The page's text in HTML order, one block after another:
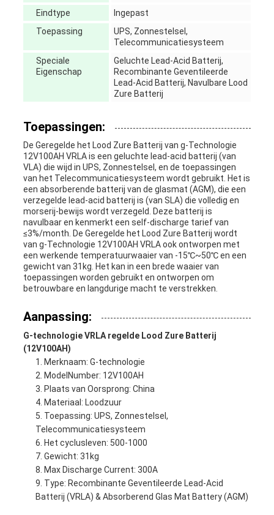
Eindtype
Ingepast
Toepassing
UPS, Zonnestelsel,
Telecommunicatiesysteem
Speciale
Eigenschap
Geluchte Lead-Acid Batterij,
Recombinante Geventileerde
Lead-Acid Batterij, Navulbare Lood
Zure Batterij
Toepassingen:
De Geregelde het Lood Zure Batterij van g-Technologie
12V100AH VRLA is een geluchte lead-acid batterij (van
VLA) die wijd in UPS, Zonnestelsel, en de toepassingen
van het Telecommunicatiesysteem wordt gebruikt. Het is
een absorberende batterij van de glasmat (AGM), die een
verzegelde lead-acid batterij is (van SLA) die volledig en
morserij-bewijs wordt verzegeld. Deze batterij is
navulbaar en kenmerkt een self-discharge tarief van
≤3%/month. De Geregelde het Lood Zure Batterij wordt
van g-Technologie 12V100AH VRLA ook ontworpen met
een werkende temperatuurwaaier van -15℃~50℃ en een
gewicht van 31kg. Het kan in een brede waaier van
toepassingen worden gebruikt en ontworpen om
betrouwbare en langdurige macht te verstrekken.
Aanpassing:
G-technologie VRLA regelde Lood Zure Batterij
(12V100AH)
Merknaam: G-technologie
ModelNumber: 12V100AH
Plaats van Oorsprong: China
Materiaal: Loodzuur
Toepassing: UPS, Zonnestelsel,
Telecommunicatiesysteem
Het cyclusleven: 500-1000
Gewicht: 31kg
Max Discharge Current: 300A
Type: Recombinante Geventileerde Lead-Acid
Batterij (VRLA) & Absorberend Glas Mat Battery (AGM)